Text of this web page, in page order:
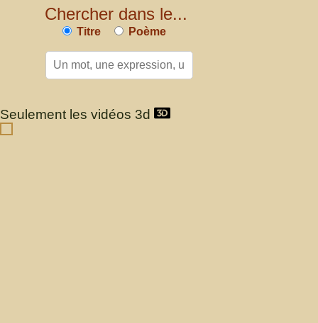
Chercher dans le...
Titre Poème
Seulement les vidéos 3d